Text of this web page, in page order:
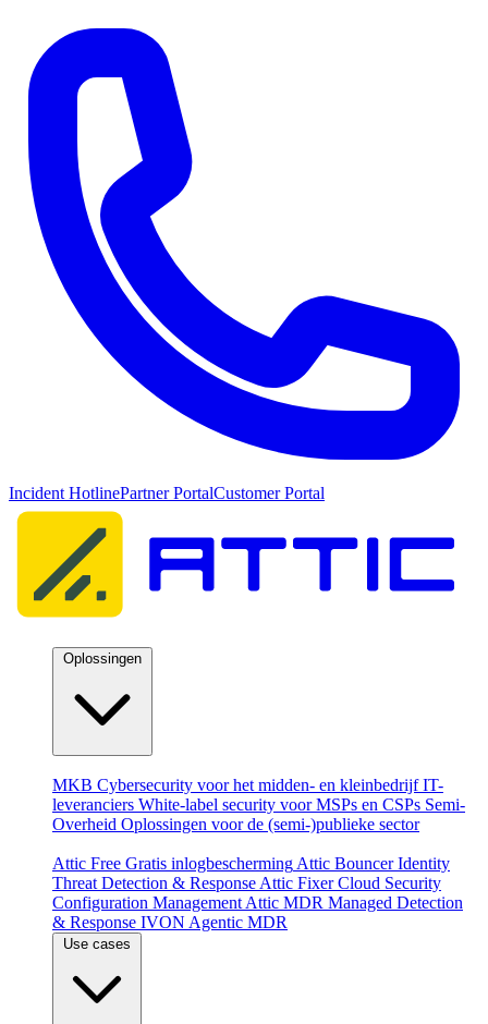
Incident HotlinePartner PortalCustomer Portal
MKB Cybersecurity voor het midden- en kleinbedrijf IT-
leveranciers White-label security voor MSPs en CSPs Semi-
Overheid Oplossingen voor de (semi-)publieke sector
Attic Free Gratis inlogbescherming Attic Bouncer Identity
Threat Detection & Response Attic Fixer Cloud Security
Configuration Management Attic MDR Managed Detection
& Response IVON Agentic MDR